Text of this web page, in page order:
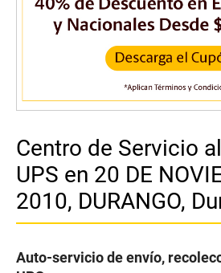
Centro de Servicio
UPS en 20 DE
2010, DURANGO,
Auto-servicio de envío,